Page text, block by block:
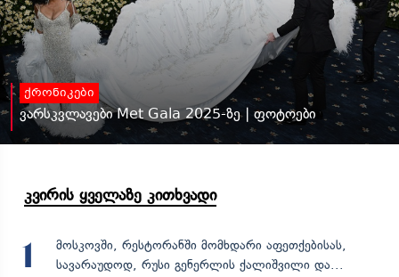
ქრონიკები
ვარსკვლავები Met Gala 2025-ზე | ფოტოები
კვირის ყველაზე კითხვადი
1
მოსკოვში, რესტორანში მომხდარი აფეთქებისას,
სავარაუდოდ, რუსი გენერლის ქალიშვილი და...